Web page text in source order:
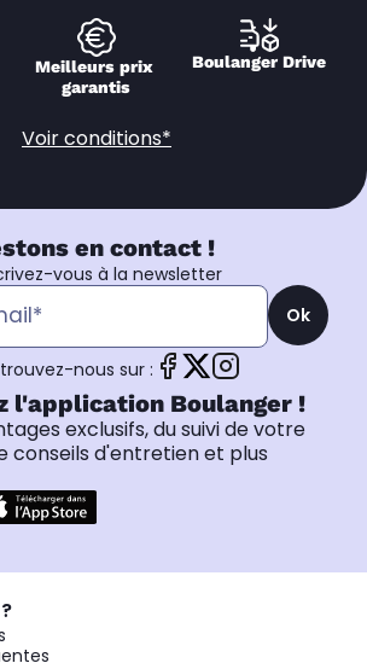
Meilleurs prix
garantis
Boulanger Drive
Voir conditions*
en contact !
vous à la newsletter
Ok
nous sur :
l'application Boulanger !
exclusifs, du suivi de votre
conseils d'entretien et plus